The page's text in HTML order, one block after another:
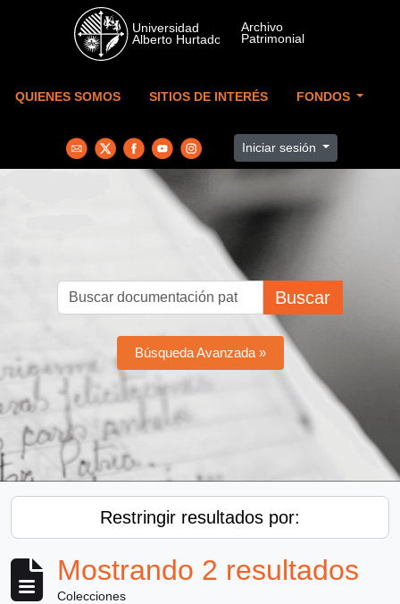
Skip to main content
QUIENES SOMOS SITIOS DE INTERÉS FONDOS
Iniciar sesión
Buscar
Búsqueda Avanzada »
Restringir resultados por:
Mostrando 2 resultados
Colecciones